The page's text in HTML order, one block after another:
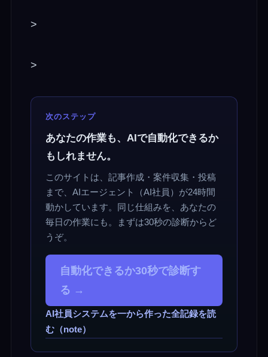
>
>
次のステップ
あなたの作業も、AIで自動化できるか
もしれません。
このサイトは、記事作成・案件収集・投稿
まで、AIエージェント（AI社員）が24時間
動かしています。同じ仕組みを、あなたの
毎日の作業にも。まずは30秒の診断からど
うぞ。
自動化できるか30秒で診断す
る →
AI社員システムを一から作った全記録を読
む（note）